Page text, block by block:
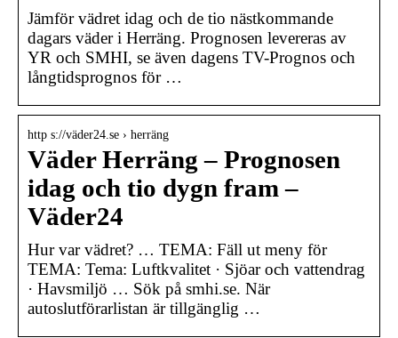
Jämför vädret idag och de tio nästkommande
dagars väder i Herräng. Prognosen levereras av
YR och SMHI, se även dagens TV-Prognos och
långtidsprognos för …
http s://väder24.se › herräng
Väder Herräng – Prognosen
idag och tio dygn fram –
Väder24
Hur var vädret? … TEMA: Fäll ut meny för
TEMA: Tema: Luftkvalitet · Sjöar och vattendrag
· Havsmiljö … Sök på smhi.se. När
autoslutförarlistan är tillgänglig …